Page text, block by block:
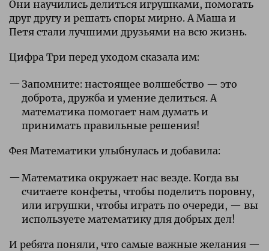
Они научились делиться игрушками, помогать
друг другу и решать споры мирно. А Маша и
Петя стали лучшими друзьями на всю жизнь.
Цифра Три перед уходом сказала им:
Запомните: настоящее волшебство — это
доброта, дружба и умение делиться. А
математика помогает нам думать и
принимать правильные решения!
Фея Математики улыбнулась и добавила:
Математика окружает нас везде. Когда вы
считаете конфеты, чтобы поделить поровну,
или игрушки, чтобы играть по очереди, — вы
используете математику для добрых дел!
И ребята поняли, что самые важные желания —